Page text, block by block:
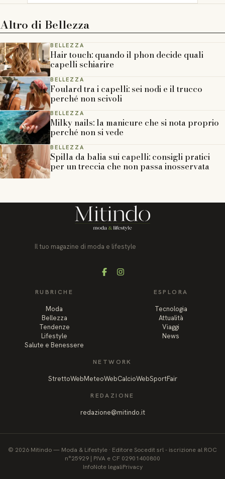
Altro di Bellezza
BELLEZZA
Hair touch: quando il phon decide quali
capelli schiarire
BELLEZZA
Foulard tra i capelli: sei nodi e il trucco
perché non scivoli
BELLEZZA
Milky nails: la manicure che si nota proprio
perché non si vede
BELLEZZA
Spilla da balia sui capelli: consigli pratici
per un treccia che non passa inosservata
Il tuo magazine di moda e lifestyle
FacebookInstagram
RUBRICHE
Moda
Bellezza
Tendenze
Lifestyle
Salute e Benessere
ESPLORA
Tecnologia
Attualità
Viaggi
News
NETWORK
StrettoWebMeteoWebCalcioWebSportFair
REDAZIONE
redazione@mitindo.it
© 2026 Mitindo— Moda & Lifestyle · Editore Socedit srl - iscrizione al ROC
n°25929 | PIVA e CF 02901400800
InfoNote legaliPrivacy